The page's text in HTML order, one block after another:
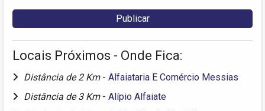
Locais Próximos - Onde Fica:
Distância de 2 Km - Alfaiataria E Comércio Messias
Distância de 3 Km - Alípio Alfaiate